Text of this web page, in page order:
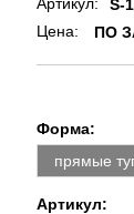
Артикул:
S-
Цена:
ПО
Форма:
прямые
Артикул: